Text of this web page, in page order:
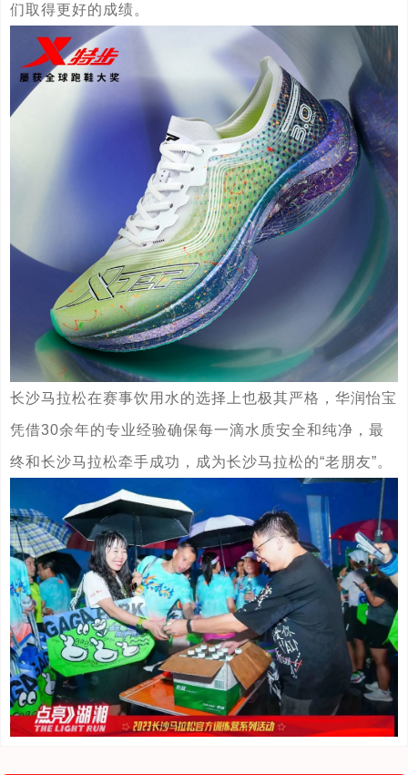
们取得更好的成绩。
长沙马拉松在赛事饮用水的选择上也极其严格，华润怡宝
凭借30余年的专业经验确保每一滴水质安全和纯净，最
终和长沙马拉松牵手成功，成为长沙马拉松的“老朋友”。